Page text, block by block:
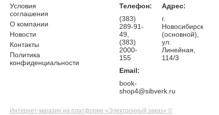
Условия
соглашения
О компании
Новости
Контакты
Политика
конфиденциальности
Телефон:
(383)
289-91-
49,
(383)
2000-
155
Email:
book-
shop4@sibverk.ru
Адрес:
г.
Новосибирск
(основной),
ул.
Линейная,
114/3
Интернет-магазин на платформе «Электронный заказ» ©